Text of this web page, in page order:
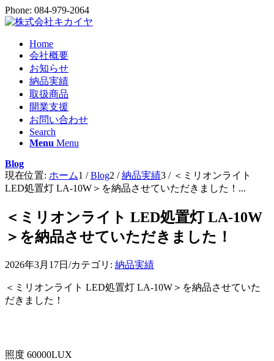
Phone: 084-979-2064
Home
会社概要
お知らせ
納品実績
取扱商品
開業支援
お問い合わせ
Search
Menu Menu
Blog
現在位置: ホーム1 / Blog2 / 納品実績3 / ＜ミリオンライト
LED処置灯 LA-10W＞を納品させていただきました！...
＜ミリオンライト LED処置灯 LA-10W
＞を納品させていただきました！
2026年3月17日 /カテゴリ: 納品実績
＜ミリオンライト LED処置灯 LA-10W＞を納品させていた
だきました！
照度 60000LUX